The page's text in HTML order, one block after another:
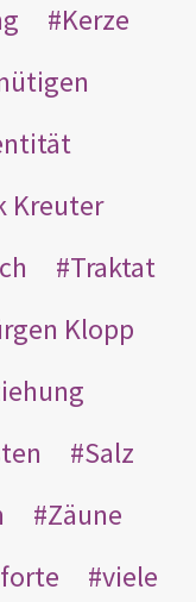
Kerze
Kreuter
Traktat
Klopp
Salz
Zäune
viele